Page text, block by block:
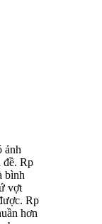
ảnh
đề. Rp
bình
vợt
Rp
hơn